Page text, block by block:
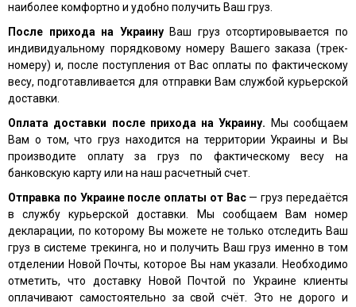
наиболее комфортно и удобно получить Ваш груз.
После прихода на УкраинуВаш груз отсортировывается по
индивидуальному порядковому номеру Вашего заказа (трек-
номеру) и, после поступления от Вас оплаты по фактическому
весу, подготавливается для отправки Вам службой курьерской
доставки.
Оплата доставки после прихода на Украину. Мы сообщаем
Вам о том, что груз находится на территории Украины и Вы
производите оплату за груз по фактическому весу на
банковскую карту или на наш расчетный счет.
Отправка по Украине после оплаты от Вас— груз передаётся
в службу курьерской доставки. Мы сообщаем Вам номер
декларации, по которому Вы можете не только отследить Ваш
груз в системе трекинга, но и получить Ваш груз именно в том
отделении Новой Почты, которое Вы нам указали. Необходимо
отметить, что доставку Новой Почтой по Украине клиенты
оплачивают самостоятельно за свой счёт. Это не дорого и